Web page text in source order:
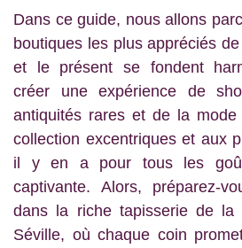
Dans ce guide, nous allons
boutiques les plus appréciés
et le présent se fondent
créer une expérience de
antiquités rares et de la
collection excentriques et aux
il y en a pour tous les
captivante. Alors, préparez-
dans la riche tapisserie de la
Séville, où chaque coin